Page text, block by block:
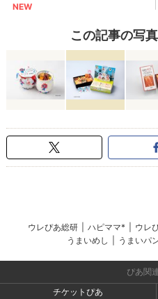
この記事の写
ウレぴあ総研 ハピママ* ウレ
うまいめし
うまいパ
ぴあ関
チケットぴあ